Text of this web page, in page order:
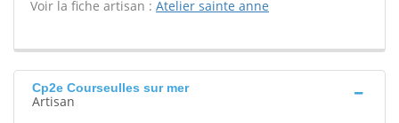
Voir la fiche artisan : Atelier sainte anne
Cp2e Courseulles sur mer
Artisan